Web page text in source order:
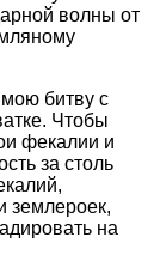
волны от
битву с
Чтобы
фекалии и
за столь
землероек,
на